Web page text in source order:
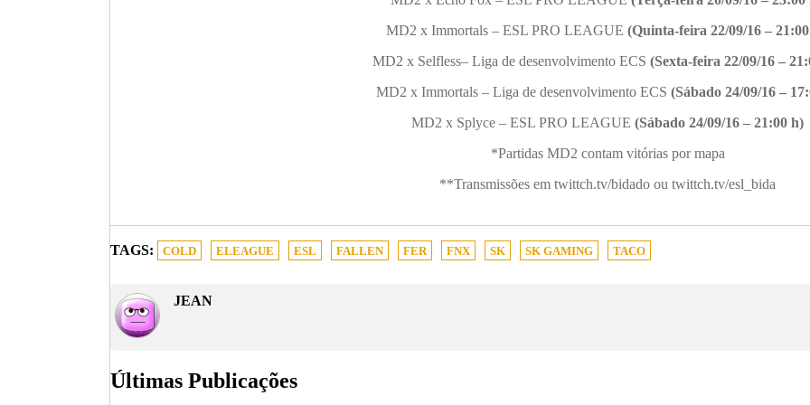
MD2 x Immortals – ESL PRO LEAGUE (Quinta-feira 22/09/16 –
MD2 x Selfless– Liga de desenvolvimento ECS (Sexta-feira 22/09/16 –
MD2 x Immortals – Liga de desenvolvimento ECS (Sábado 24/09/16 –
MD2 x Splyce – ESL PRO LEAGUE (Sábado 24/09/16 – 21:00 h)
*Partidas MD2 contam vitórias por mapa
**Transmissões em twittch.tv/bidado ou twittch.tv/esl_bida
TAGS: COLD ELEAGUE ESL FALLEN FER FNX SK SK GAMING TACO
JEAN
Últimas Publicações